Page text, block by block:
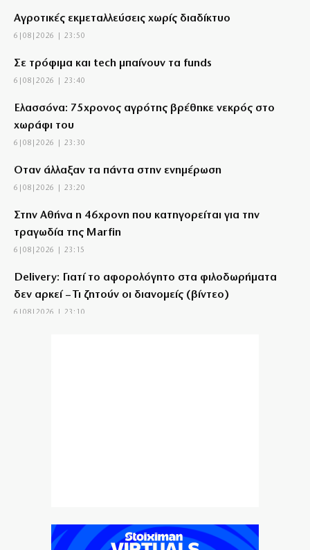
Αγροτικές εκμεταλλεύσεις χωρίς διαδίκτυο
6|08|2026 | 23:50
Σε τρόφιμα και tech μπαίνουν τα funds
6|08|2026 | 23:40
Ελασσόνα: 75χρονος αγρότης βρέθηκε νεκρός στο
χωράφι του
6|08|2026 | 23:30
Όταν άλλαξαν τα πάντα στην ενημέρωση
6|08|2026 | 23:20
Στην Αθήνα η 46χρονη που κατηγορείται για την
τραγωδία της Marfin
6|08|2026 | 23:15
Delivery: Γιατί το αφορολόγητο στα φιλοδωρήματα
δεν αρκεί – Τι ζητούν οι διανομείς (βίντεο)
6|08|2026 | 23:10
6|08|2026 | 22:40